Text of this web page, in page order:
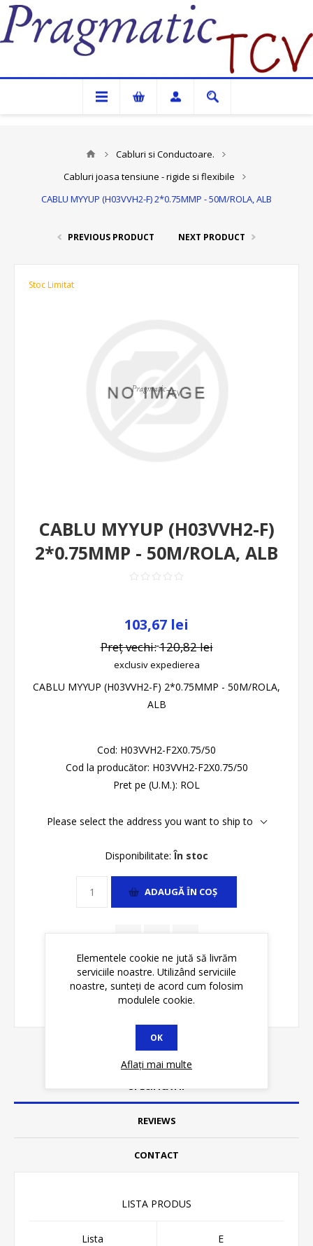
Pragmatic TCV
Cabluri si Conductoare.
Cabluri joasa tensiune - rigide si flexibile
CABLU MYYUP (H03VVH2-F) 2*0.75MMP - 50M/ROLA, ALB
PREVIOUS PRODUCT NEXT PRODUCT
Stoc Limitat
CABLU MYYUP (H03VVH2-F)
2*0.75MMP - 50M/ROLA, ALB
103,67 lei
Preț vechi:120,82 lei
exclusivexpedierea
CABLU MYYUP (H03VVH2-F) 2*0.75MMP - 50M/ROLA,
ALB
Cod: H03VVH2-F2X0.75/50
Cod la producător: H03VVH2-F2X0.75/50
Pret pe (U.M.): ROL
Please select the address you want to ship to
Disponibilitate: În stoc
ADAUGĂ ȊN COŞ
SPECIFICATII
REVIEWS
CONTACT
LISTA PRODUS
Lista E
Elementele cookie ne jută să livrăm
serviciile noastre. Utilizând serviciile
noastre, sunteți de acord cum folosim
modulele cookie.
OK
Aflați mai multe